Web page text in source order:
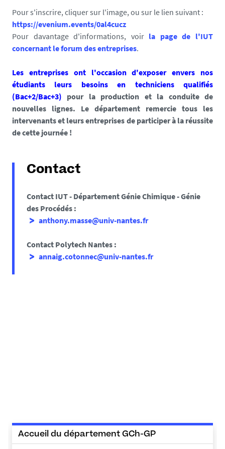
Pour s'inscrire, cliquer sur l'image, ou sur le lien suivant :
https://evenium.events/0al4cucz
Pour davantage d'informations, voir la page de l'IUT
concernant le forum des entreprises.
Les entreprises ont l'occasion d'exposer envers nos
étudiants leurs besoins en techniciens qualifiés
(Bac+2/Bac+3) pour la production et la conduite de
nouvelles lignes. Le département remercie tous les
intervenants et leurs entreprises de participer à la réussite
de cette journée !
Contact
Contact IUT - Département Génie Chimique - Génie
des Procédés :
anthony.masse@univ-nantes.fr
Contact Polytech Nantes :
annaig.cotonnec@univ-nantes.fr
Accueil du département GCh-GP